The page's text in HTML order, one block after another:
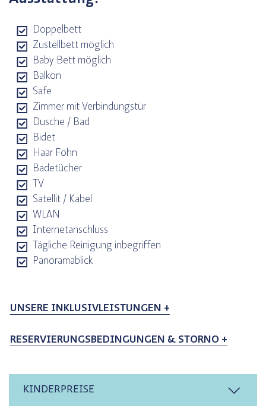
Doppelbett
Zustellbett möglich
Baby Bett möglich
Balkon
Safe
Zimmer mit Verbindungstür
Dusche / Bad
Bidet
Haar Föhn
Badetücher
TV
Satellit / Kabel
WLAN
Internetanschluss
Tägliche Reinigung inbegriffen
Panoramablick
UNSERE INKLUSIVLEISTUNGEN +
RESERVIERUNGSBEDINGUNGEN & STORNO +
KINDERPREISE